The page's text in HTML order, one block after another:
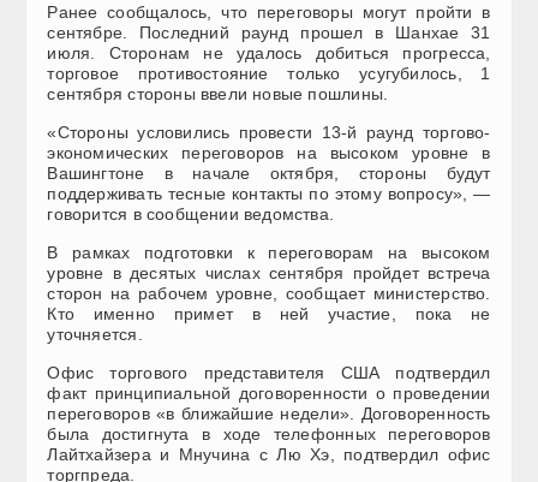
Ранее сообщалось, что переговоры могут пройти в
сентябре. Последний раунд прошел в Шанхае 31
июля. Сторонам не удалось добиться прогресса,
торговое противостояние только усугубилось, 1
сентября стороны ввели новые пошлины.
«Стороны условились провести 13-й раунд торгово-
экономических переговоров на высоком уровне в
Вашингтоне в начале октября, стороны будут
поддерживать тесные контакты по этому вопросу», —
говорится в сообщении ведомства.
В рамках подготовки к переговорам на высоком
уровне в десятых числах сентября пройдет встреча
сторон на рабочем уровне, сообщает министерство.
Кто именно примет в ней участие, пока не
уточняется.
Офис торгового представителя США подтвердил
факт принципиальной договоренности о проведении
переговоров «в ближайшие недели». Договоренность
была достигнута в ходе телефонных переговоров
Лайтхайзера и Мнучина с Лю Хэ, подтвердил офис
торгпреда.